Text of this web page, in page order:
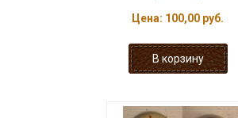
Цена: 100,00 руб.